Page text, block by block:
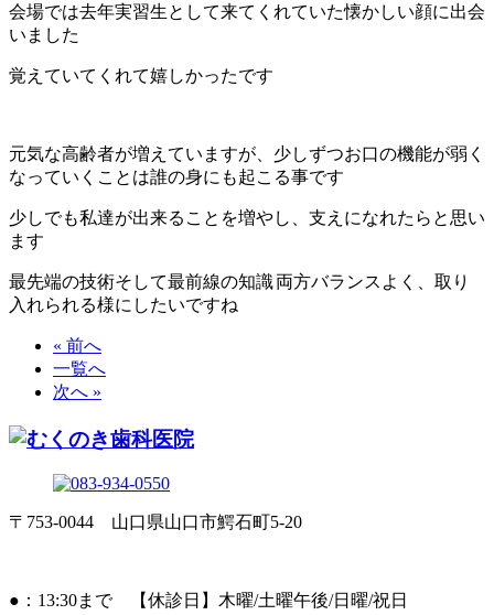
会場では去年実習生として来てくれていた懐かしい顔に出会
いました
覚えていてくれて嬉しかったです
元気な高齢者が増えていますが、少しずつお口の機能が弱く
なっていくことは誰の身にも起こる事です
少しでも私達が出来ることを増やし、支えになれたらと思い
ます
最先端の技術そして最前線の知識両方バランスよく、取り
入れられる様にしたいですね
« 前へ
一覧へ
次へ »
〒753-0044 山口県山口市鰐石町5-20
●：13:30まで 【休診日】木曜/土曜午後/日曜/祝日